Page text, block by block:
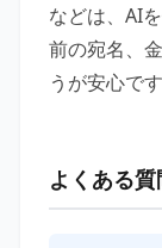
などは、AI
前の宛名、
うが安心です
よくある質